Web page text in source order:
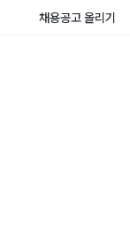
채용공고 올리기